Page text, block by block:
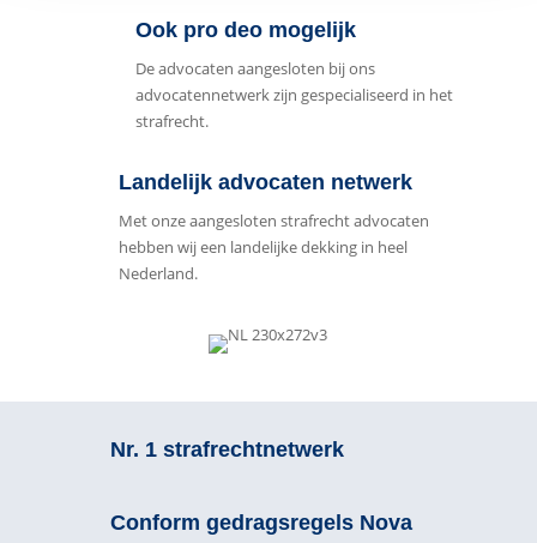
Ook pro deo mogelijk
De advocaten aangesloten bij ons
advocatennetwerk zijn gespecialiseerd in het
strafrecht.
Landelijk advocaten netwerk
Met onze aangesloten strafrecht advocaten
hebben wij een landelijke dekking in heel
Nederland.
Nr. 1 strafrechtnetwerk
Conform gedragsregels Nova